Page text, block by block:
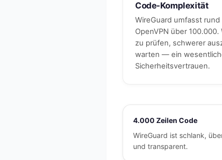
Code-Komplexität
WireGuard umfasst
OpenVPN über
zu prüfen, schwerer
warten — ein
Sicherheitsvertrauen.
4.000 Zeilen Code
WireGuard ist schlank,
und transparent.